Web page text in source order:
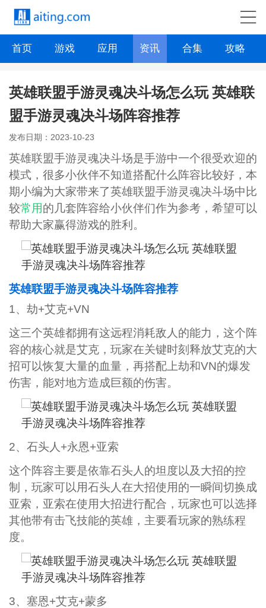
首页 游戏 应用 资讯 合集 攻略
英雄联盟手游灵魂决斗场怎么玩 英雄联
盟手游灵魂决斗场阵容推荐
发布日期：2023-10-23
英雄联盟手游灵魂决斗场是手游中一个很受欢迎的
模式，很多小伙伴不知道搭配什么阵容比较好，本
期小编为大家带来了英雄联盟手游灵魂决斗场中比
较常用的几套阵容给小伙伴们作为参考，希望可以
帮助大家赢得游戏的胜利。
英雄联盟手游灵魂决斗场阵容推荐
1、劫+艾克+VN
这三个英雄都拥有这远程消耗敌人的能力，这个阵
容的核心就是艾克，玩家在关键时刻释放艾克的大
招可以恢复大量的血量，再搭配上劫和VN的爆发
伤害，能对地方造成巨额的伤害。
2、石头人+永恩+亚索
这个阵容主要是依靠石头人的坦度以及大招的控
制，玩家可以用石头人在大招使用的一瞬间切换成
亚索，亚索在使用大招进行配合，玩家也可以选择
其他带有击飞技能的英雄，主要看玩家的熟练程
度。
3、塞恩+艾克+蒙多